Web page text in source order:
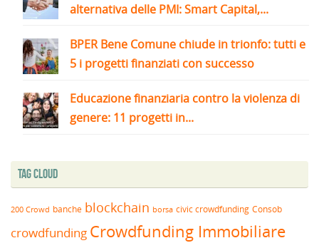
alternativa delle PMI: Smart Capital,...
BPER Bene Comune chiude in trionfo: tutti e
5 i progetti finanziati con successo
Educazione finanziaria contro la violenza di
genere: 11 progetti in...
Tag Cloud
200 Crowd banche blockchain borsa civic crowdfunding Consob
crowdfunding Crowdfunding Immobiliare